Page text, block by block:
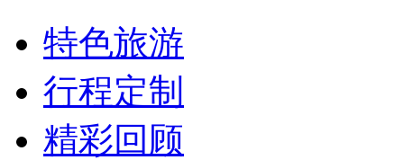
特色旅游
行程定制
精彩回顾